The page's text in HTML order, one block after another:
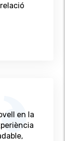
en la